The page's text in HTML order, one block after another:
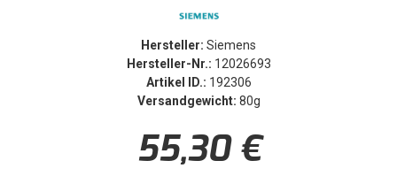
Hersteller: Siemens
Hersteller-Nr.: 12026693
Artikel ID.: 192306
Versandgewicht: 80g
55,30 €